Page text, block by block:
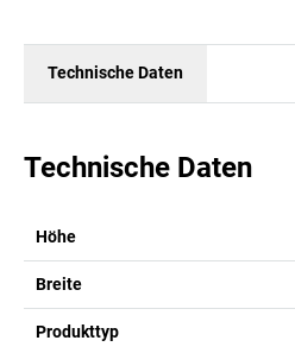
Technische Daten
Technische Daten
Höhe
Breite
Produkttyp